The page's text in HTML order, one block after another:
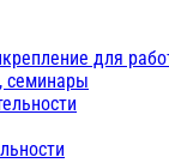
для
семинары